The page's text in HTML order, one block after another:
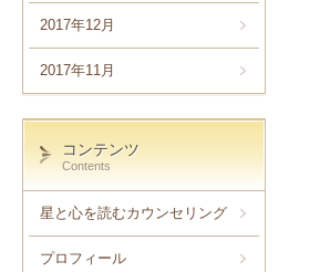
2017年12月
2017年11月
コンテンツ
Contents
星と心を読むカウンセリング
プロフィール